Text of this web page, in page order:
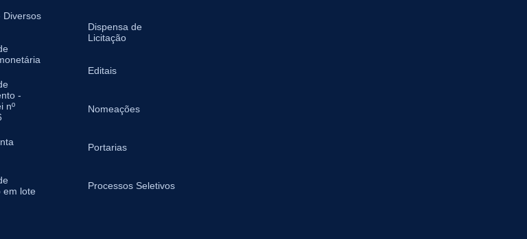
Diversos
-
nº
em lote
Dispensa de
Licitação
Editais
Nomeações
Portarias
Processos Seletivos